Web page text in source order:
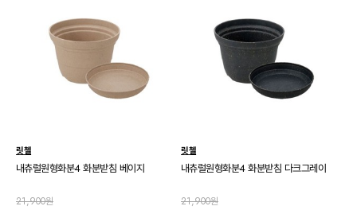
릿첼
내츄럴원형화분4 화분받침 베이지
21,900원
릿첼
내츄럴원형화분4 화분받침 다크그레이
21,900원